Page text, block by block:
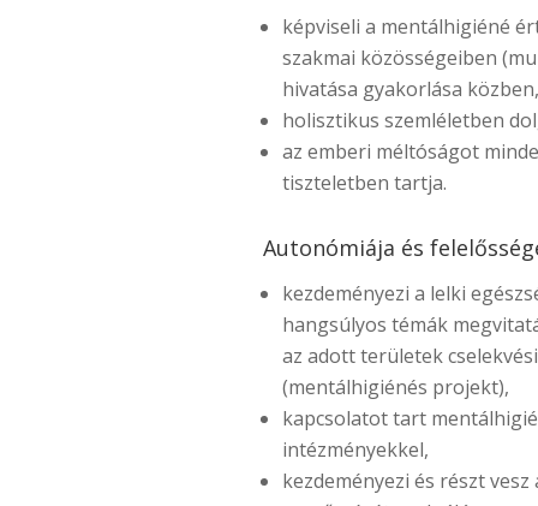
képviseli a mentálhigiéné
szakmai közösségeiben
hivatása gyakorlása közben,
holisztikus szemléletben
az emberi méltóságot
tiszteletben tartja.
Autonómiája és
kezdeményezi a lelki
hangsúlyos témák
az adott területek
(mentálhigiénés projekt),
kapcsolatot tart
intézményekkel,
kezdeményezi és részt vesz